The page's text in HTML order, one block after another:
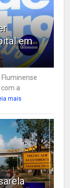
em
Fluminense
a
mais